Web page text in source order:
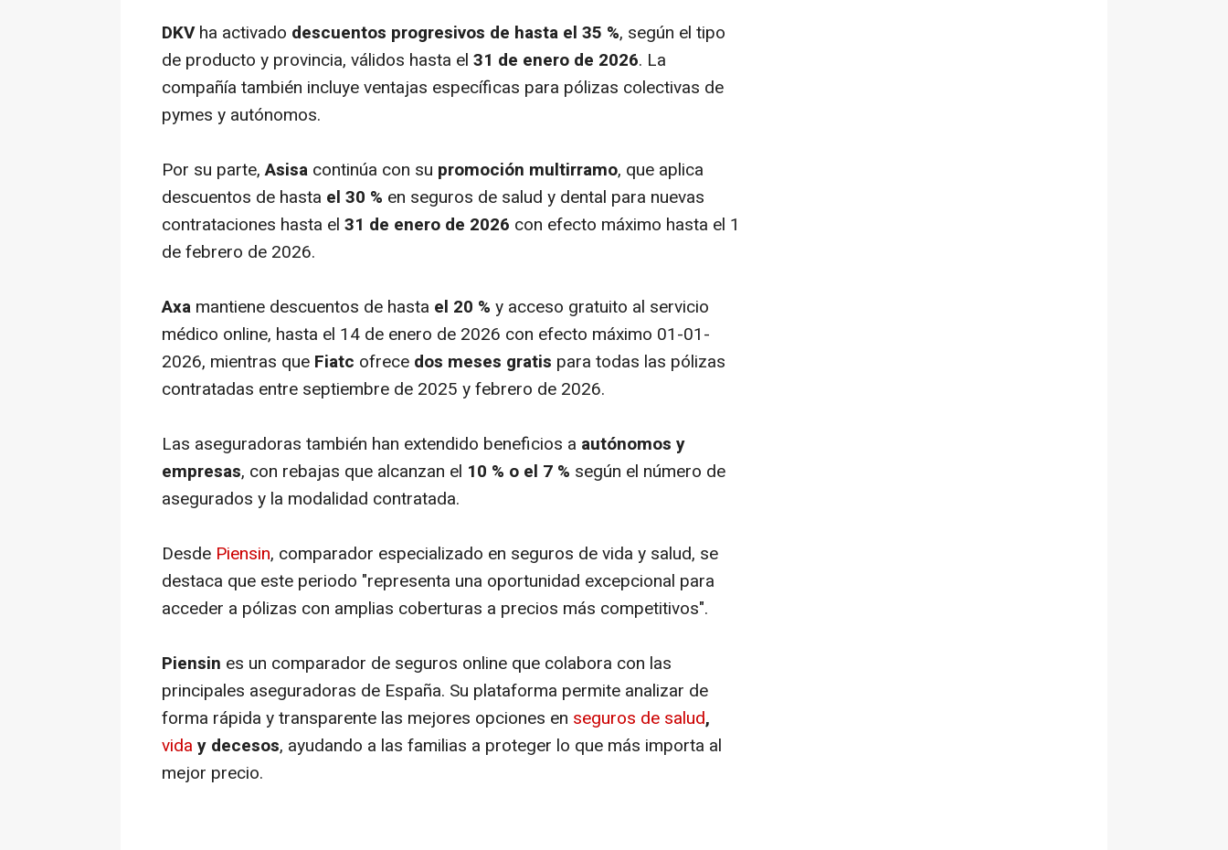
DKVha activado descuentos progresivos de hasta el 35 %, según el tipo
de producto y provincia, válidos hasta el 31 de enero de 2026. La
compañía también incluye ventajas específicas para pólizas colectivas de
pymes y autónomos.
Por su parte,Asisa continúa con su promoción multirramo, que aplica
descuentos de hasta el 30 % en seguros de salud y dental para nuevas
contrataciones hasta el 31 de enero de 2026 con efecto máximo hasta el 1
de febrero de 2026.
Axa mantiene descuentos de hasta el 20 % y acceso gratuito al servicio
médico online, hasta el 14 de enero de 2026 con efecto máximo 01-01-
2026, mientras que Fiatc ofrece dos meses gratis para todas las pólizas
contratadas entre septiembre de 2025 y febrero de 2026.
Las aseguradoras también han extendido beneficios a autónomos y
empresas, con rebajas que alcanzan el 10 % o el 7 % según el número de
asegurados y la modalidad contratada.
Desde Piensin, comparador especializado en seguros de vida y salud, se
destaca que este periodo "representa una oportunidad excepcional para
acceder a pólizas con amplias coberturas a precios más competitivos".
Piensin es un comparador de seguros online que colabora con las
principales aseguradoras de España. Su plataforma permite analizar de
forma rápida y transparente las mejores opciones en seguros de salud,
vida y decesos, ayudando a las familias a proteger lo que más importa al
mejor precio.